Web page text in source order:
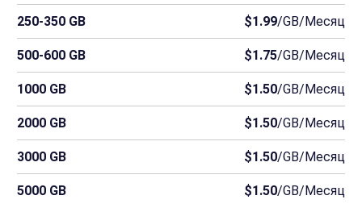
250-350 GB $1.99/GB/Месяц
500-600 GB $1.75/GB/Месяц
1000 GB $1.50/GB/Месяц
2000 GB $1.50/GB/Месяц
3000 GB $1.50/GB/Месяц
5000 GB $1.50/GB/Месяц